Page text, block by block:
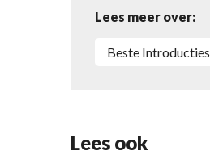
Lees meer over:
Beste Introducties
Lees ook